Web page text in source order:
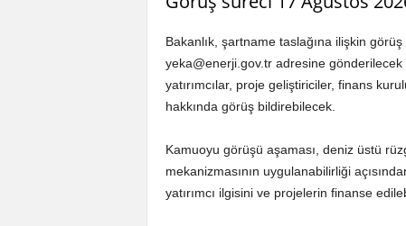
Bakanlık, şartname taslağına ilişkin
yeka@enerji.gov.tradresine gönderilecek
yatırımcılar, proje geliştiriciler, finans
hakkında görüş bildirebilecek.
Kamuoyu görüşü aşaması, deniz üstü
mekanizmasının uygulanabilirliği
yatırımcı ilgisini ve projelerin finanse